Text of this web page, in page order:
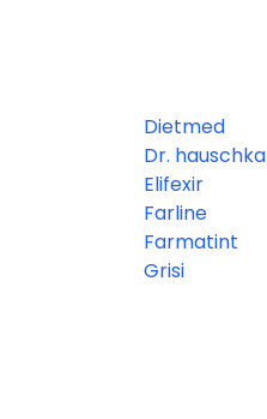
Dietmed
Dr. hauschka
Elifexir
Farline
Farmatint
Grisi